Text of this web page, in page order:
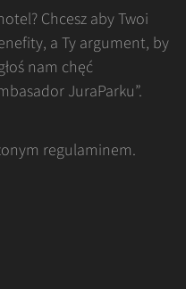
Chcesz aby Twoi
a Ty argument, by
nam chęć
JuraParku”.
regulaminem.